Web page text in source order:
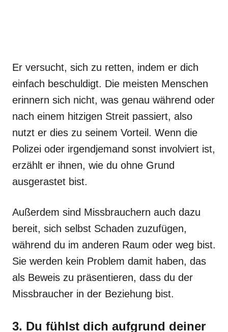
Er versucht, sich zu retten, indem er dich
einfach beschuldigt. Die meisten Menschen
erinnern sich nicht, was genau während oder
nach einem hitzigen Streit passiert, also
nutzt er dies zu seinem Vorteil. Wenn die
Polizei oder irgendjemand sonst involviert ist,
erzählt er ihnen, wie du ohne Grund
ausgerastet bist.
Außerdem sind Missbrauchern auch dazu
bereit, sich selbst Schaden zuzufügen,
während du im anderen Raum oder weg bist.
Sie werden kein Problem damit haben, das
als Beweis zu präsentieren, dass du der
Missbraucher in der Beziehung bist.
3. Du fühlst dich aufgrund deiner